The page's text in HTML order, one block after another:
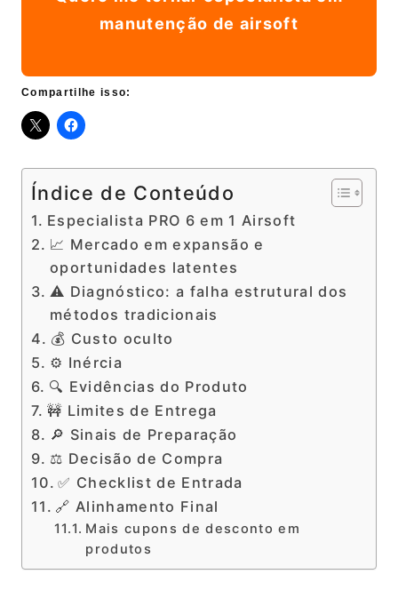
manutenção de airsoft
Compartilhe isso:
Índice de Conteúdo
Especialista PRO 6 em 1 Airsoft
📈 Mercado em expansão e
oportunidades latentes
⚠️ Diagnóstico: a falha estrutural dos
métodos tradicionais
💰 Custo oculto
⚙️ Inércia
🔍 Evidências do Produto
🚧 Limites de Entrega
🔎 Sinais de Preparação
⚖️ Decisão de Compra
✅ Checklist de Entrada
🔗 Alinhamento Final
Mais cupons de desconto em
produtos